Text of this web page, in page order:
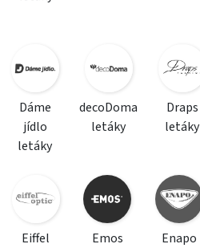
Dáme
jídlo
letáky
decoDoma
letáky
Draps
letáky
Eiffel
Emos
Enapo